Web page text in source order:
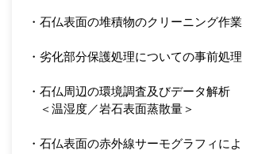
・石仏表面の堆積物のクリーニング作業
・劣化部分保護処理についての事前処理
・石仏周辺の環境調査及びデータ解析
＜温湿度／岩石表面蒸散量＞
・石仏表面の赤外線サーモグラフィによ